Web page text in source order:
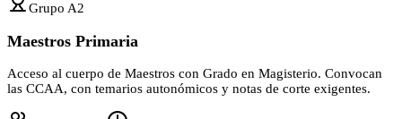
Grupo A2
Maestros Primaria
Acceso al cuerpo de Maestros con Grado en Magisterio. Convocan
las CCAA, con temarios autonómicos y notas de corte exigentes.